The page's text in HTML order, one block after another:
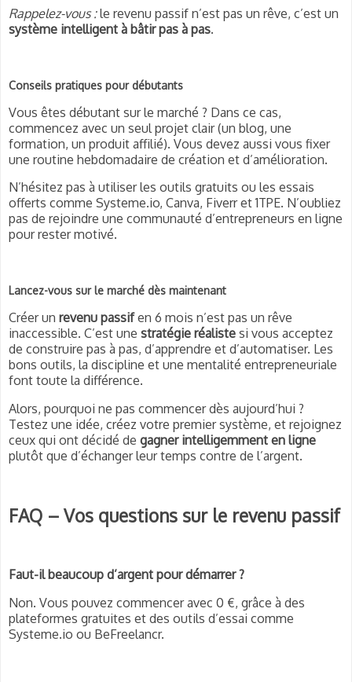
Rappelez-vous :le revenu passif n’est pas un rêve, c’est un
système intelligent à bâtir pas à pas.
Conseils pratiques pour débutants
Vous êtes débutant sur le marché ? Dans ce cas,
commencez avec un seul projet clair (un blog, une
formation, un produit affilié). Vous devez aussi vous fixer
une routine hebdomadaire de création et d’amélioration.
N’hésitez pas à utiliser les outils gratuits ou les essais
offerts comme Systeme.io, Canva, Fiverr et 1TPE. N’oubliez
pas de rejoindre une communauté d’entrepreneurs en ligne
pour rester motivé.
Lancez-vous sur le marché dès maintenant
Créer un revenu passifen 6 mois n’est pas un rêve
inaccessible. C’est une stratégie réaliste si vous acceptez
de construire pas à pas, d’apprendre et d’automatiser. Les
bons outils, la discipline et une mentalité entrepreneuriale
font toute la différence.
Alors, pourquoi ne pas commencer dès aujourd’hui ?
Testez une idée, créez votre premier système, et rejoignez
ceux qui ont décidé de gagner intelligemment en ligne
plutôt que d’échanger leur temps contre de l’argent.
FAQ – Vos questions sur le revenu passif
Faut-il beaucoup d’argent pour démarrer ?
Non. Vous pouvez commencer avec 0 €, grâce à des
plateformes gratuites et des outils d’essai comme
Systeme.io ou BeFreelancr.